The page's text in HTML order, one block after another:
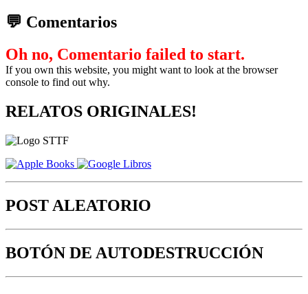
💬 Comentarios
Oh no, Comentario failed to start.
If you own this website, you might want to look at the browser
console to find out why.
RELATOS ORIGINALES!
POST ALEATORIO
BOTÓN DE AUTODESTRUCCIÓN